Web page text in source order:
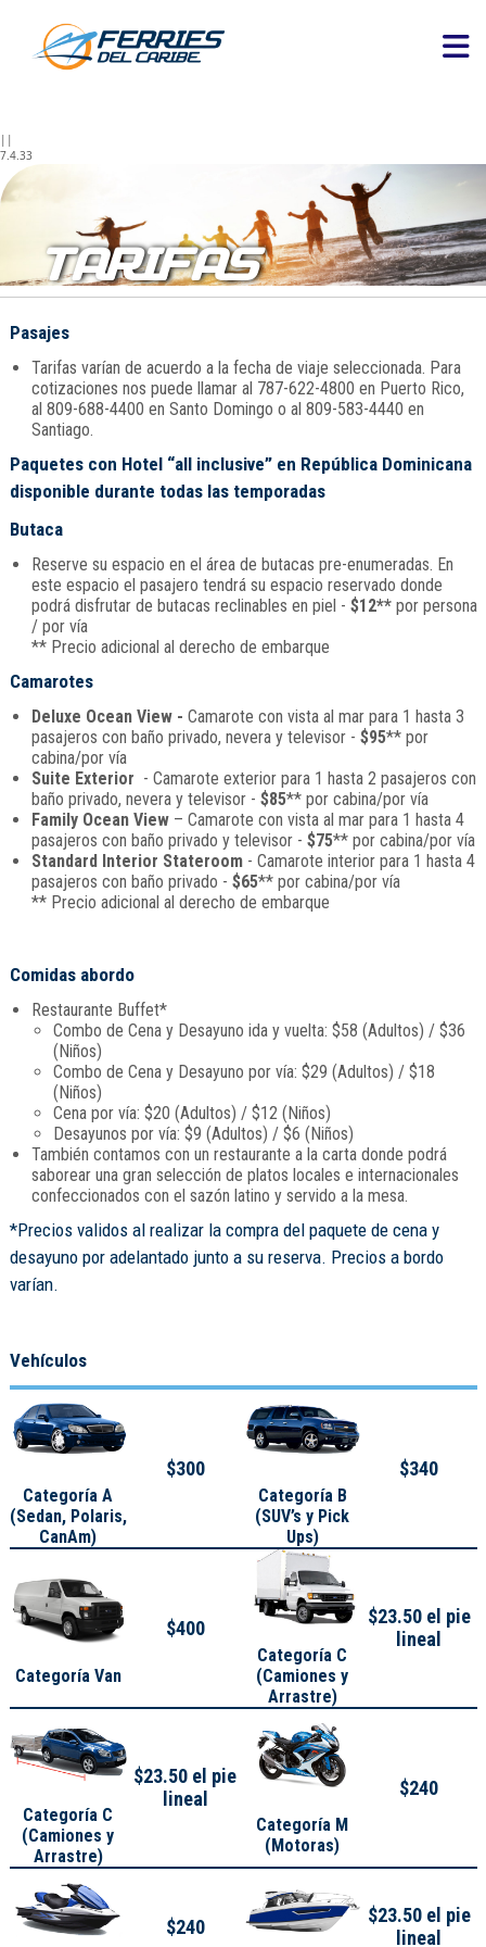
||
7.4.33
TARIFAS
Pasajes
Tarifas varían de acuerdo a la fecha de viaje seleccionada. Para
cotizaciones nos puede llamar al 787-622-4800 en Puerto Rico,
al 809-688-4400 en Santo Domingo o al 809-583-4440 en
Santiago.
Paquetes con Hotel “all inclusive” en República Dominicana
disponible durante todas las temporadas
Butaca
Reserve su espacio en el área de butacas pre-enumeradas. En
este espacio el pasajero tendrá su espacio reservado donde
podrá disfrutar de butacas reclinables en piel - $12**por persona
/ por vía
** Precio adicional al derecho de embarque
Camarotes
Deluxe Ocean View - Camarote con vista al mar para 1 hasta 3
pasajeros con baño privado, nevera y televisor - $95** por
cabina/por vía
Suite Exterior - Camarote exterior para 1 hasta 2 pasajeros con
baño privado, nevera y televisor - $85** por cabina/por vía
Family Ocean View– Camarote con vista al mar para 1 hasta 4
pasajeros con baño privado y televisor - $75** por cabina/por vía
Standard Interior Stateroom- Camarote interior para 1 hasta 4
pasajeros con baño privado - $65** por cabina/por vía
** Precio adicional al derecho de embarque
Comidas abordo
Restaurante Buffet*
Combo de Cena y Desayuno ida y vuelta: $58 (Adultos) / $36
(Niños)
Combo de Cena y Desayuno por vía: $29 (Adultos) / $18
(Niños)
Cena por vía: $20 (Adultos) / $12 (Niños)
Desayunos por vía: $9 (Adultos) / $6 (Niños)
También contamos con un restaurante a la carta donde podrá
saborear una gran selección de platos locales e internacionales
confeccionados con el sazón latino y servido a la mesa.
*Precios validos al realizar la compra del paquete de cena y
desayuno por adelantado junto a su reserva. Precios a bordo
varían.
Vehículos
Categoría A
(Sedan, Polaris,
CanAm)
$300
Categoría B
(SUV’s y Pick
Ups)
$340
Categoría Van
$400
Categoría C
(Camiones y
Arrastre)
$23.50 el pie
lineal
Categoría C
(Camiones y
Arrastre)
$23.50 el pie
lineal
Categoría M
(Motoras)
$240
$240
$23.50 el pie
lineal